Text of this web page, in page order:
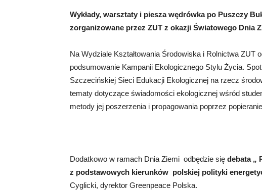
Wykłady, warsztaty i piesza wędrówka po Puszczy
zorganizowane przez ZUT z okazji Światowego Dnia
Na Wydziale Kształtowania Środowiska i Rolnictwa ZUT
podsumowanie Kampanii Ekologicznego Stylu Życia.
Szczecińskiej Sieci Edukacji Ekologicznej na rzecz
tematy dotyczące świadomości ekologicznej wśród
metody jej poszerzenia i propagowania poprzez
Dodatkowo w ramach Dnia Ziemi odbędzie się debata „
z podstawowych kierunków polskiej polityki
Cyglicki, dyrektor Greenpeace Polska.